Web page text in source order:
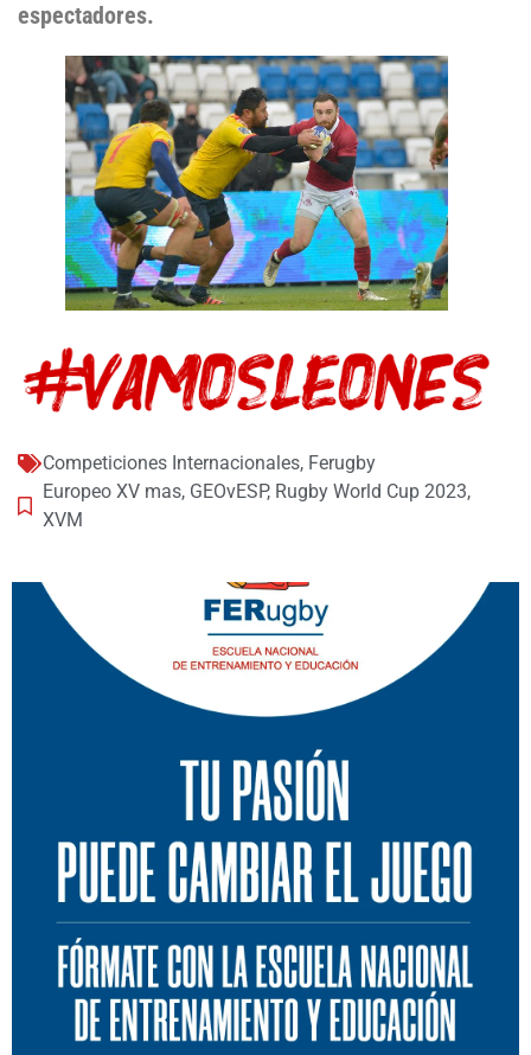
espectadores.
Competiciones Internacionales, Ferugby
Europeo XV mas, GEOvESP, Rugby World Cup 2023,
XVM